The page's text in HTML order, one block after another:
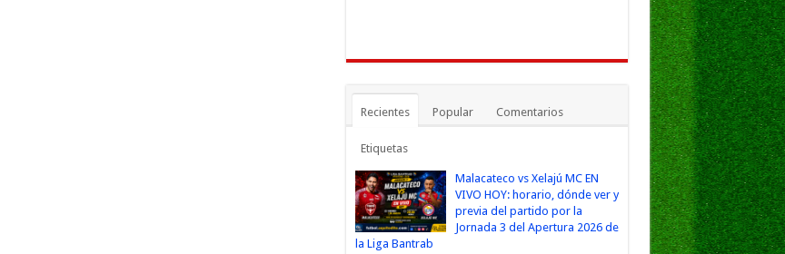
Recientes Popular Comentarios
Etiquetas
Malacateco vs Xelajú MC EN
VIVO HOY: horario, dónde ver y
previa del partido por la
Jornada 3 del Apertura 2026 de
la Liga Bantrab